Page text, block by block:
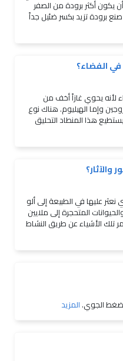
أن يكون أكثر برودة من الصفر
برودة تزيد بكسر ضئيل جداً
الفضاء؟
لأنه يحوي غازاً أخف من
وإما الهيليوم. هناك نوع
هذا المنطاد التحليق
عليها في الطبيعة إلى ألو
المتحجرة إلى ملايين
تلك الأشياء عن طريق النشاط
الجوي.المزيد